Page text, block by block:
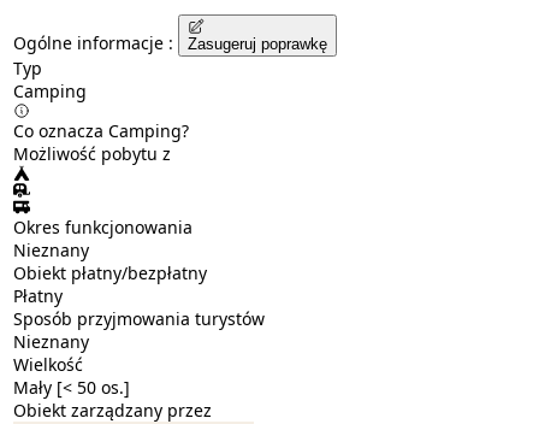
Ogólne informacje : Zasugeruj poprawkę
Typ
Camping
Co oznacza Camping?
Możliwość pobytu z
Okres funkcjonowania
Nieznany
Obiekt płatny/bezpłatny
Płatny
Sposób przyjmowania turystów
Nieznany
Wielkość
Mały [< 50 os.]
Obiekt zarządzany przez